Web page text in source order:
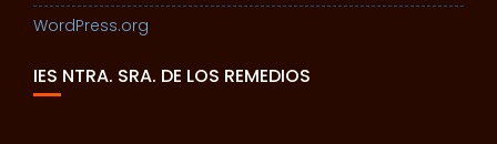
WordPress.org
IES NTRA. SRA. DE LOS REMEDIOS